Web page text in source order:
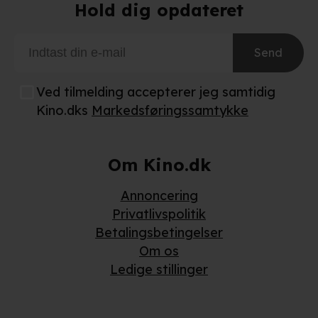
Når vi anvender cookies, behandler vi kortvarigt din IP-
partnere.
Du kan læse mere om vores brug af cookies og
Hold dig opdateret
Send
Ved tilmelding accepterer jeg samtidig
Kino.dks Markedsføringssamtykke
Om Kino.dk
Annoncering
Privatlivspolitik
Betalingsbetingelser
Om os
Ledige stillinger